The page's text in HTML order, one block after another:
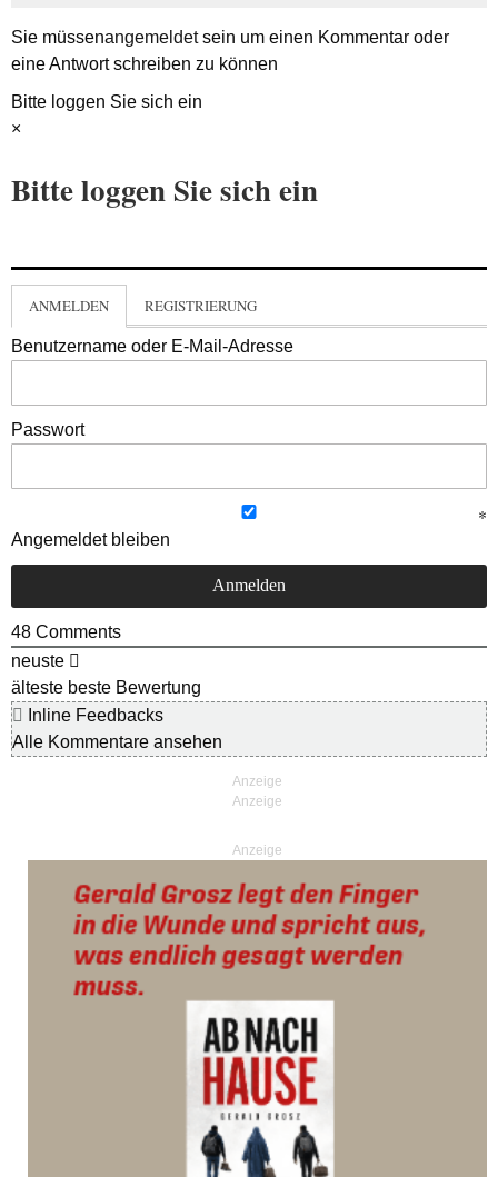
Sie müssenangemeldetsein um einen Kommentar oder
eine Antwort schreiben zu können
Bitte loggen Sie sich ein
×
Bitte loggen Sie sich ein
ANMELDEN REGISTRIERUNG
Benutzername oder E-Mail-Adresse
Passwort
Angemeldet bleiben
48 Comments
neuste
älteste beste Bewertung
Inline Feedbacks
Alle Kommentare ansehen
Anzeige